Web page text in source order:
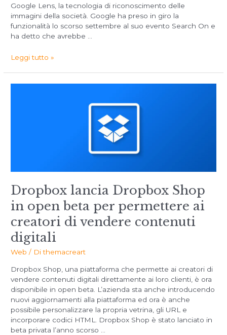
Google Lens, la tecnologia di riconoscimento delle
immagini della società. Google ha preso in giro la
funzionalità lo scorso settembre al suo evento Search On e
ha detto che avrebbe …
Leggi tutto »
Dropbox lancia Dropbox Shop
in open beta per permettere ai
creatori di vendere contenuti
digitali
Web / Dithemacreart
Dropbox Shop, una piattaforma che permette ai creatori di
vendere contenuti digitali direttamente ai loro clienti, è ora
disponibile in open beta. L’azienda sta anche introducendo
nuovi aggiornamenti alla piattaforma ed ora è anche
possibile personalizzare la propria vetrina, gli URL e
incorporare codici HTML. Dropbox Shop è stato lanciato in
beta privata l’anno scorso …